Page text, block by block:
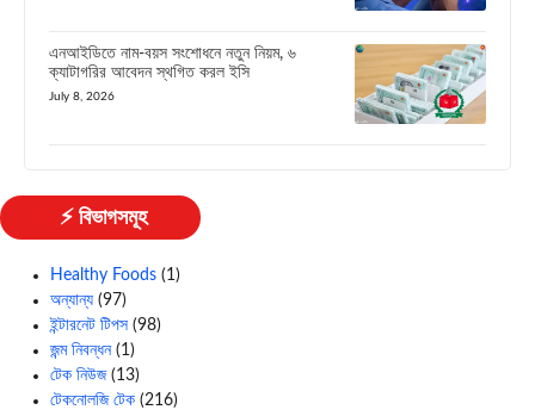
এনআইডিতে নাম-বয়স সংশোধনে নতুন নিয়ম, ৬
ক্যাটাগরির আবেদন স্থগিত করল ইসি
July 8, 2026
⚡ বিভাগসমূহ
Healthy Foods (1)
অন্যান্য (97)
ইন্টারনেট টিপস (98)
জন্ম নিবন্ধন(1)
টেক নিউজ(13)
টেকনোলজি টেক (216)